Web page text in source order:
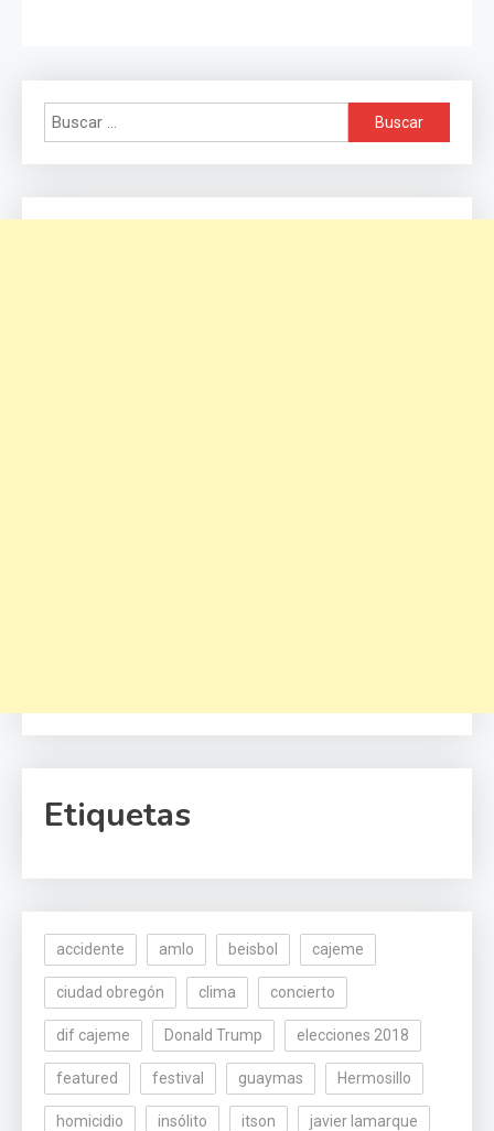
Buscar:
Etiquetas
accidente amlo beisbol cajeme
ciudad obregón clima concierto
dif cajeme Donald Trump elecciones 2018
featured festival guaymas Hermosillo
homicidio insólito itson javier lamarque